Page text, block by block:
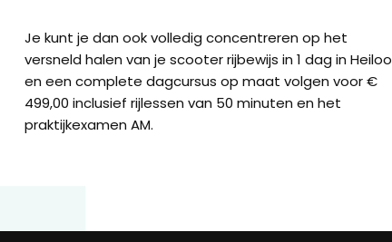
Je kunt je dan ook volledig concentreren op het
versneld halen van je scooter rijbewijs in 1 dag in Heiloo
en een complete dagcursus op maat volgen voor €
499,00 inclusief rijlessen van 50 minuten en het
praktijkexamen AM.